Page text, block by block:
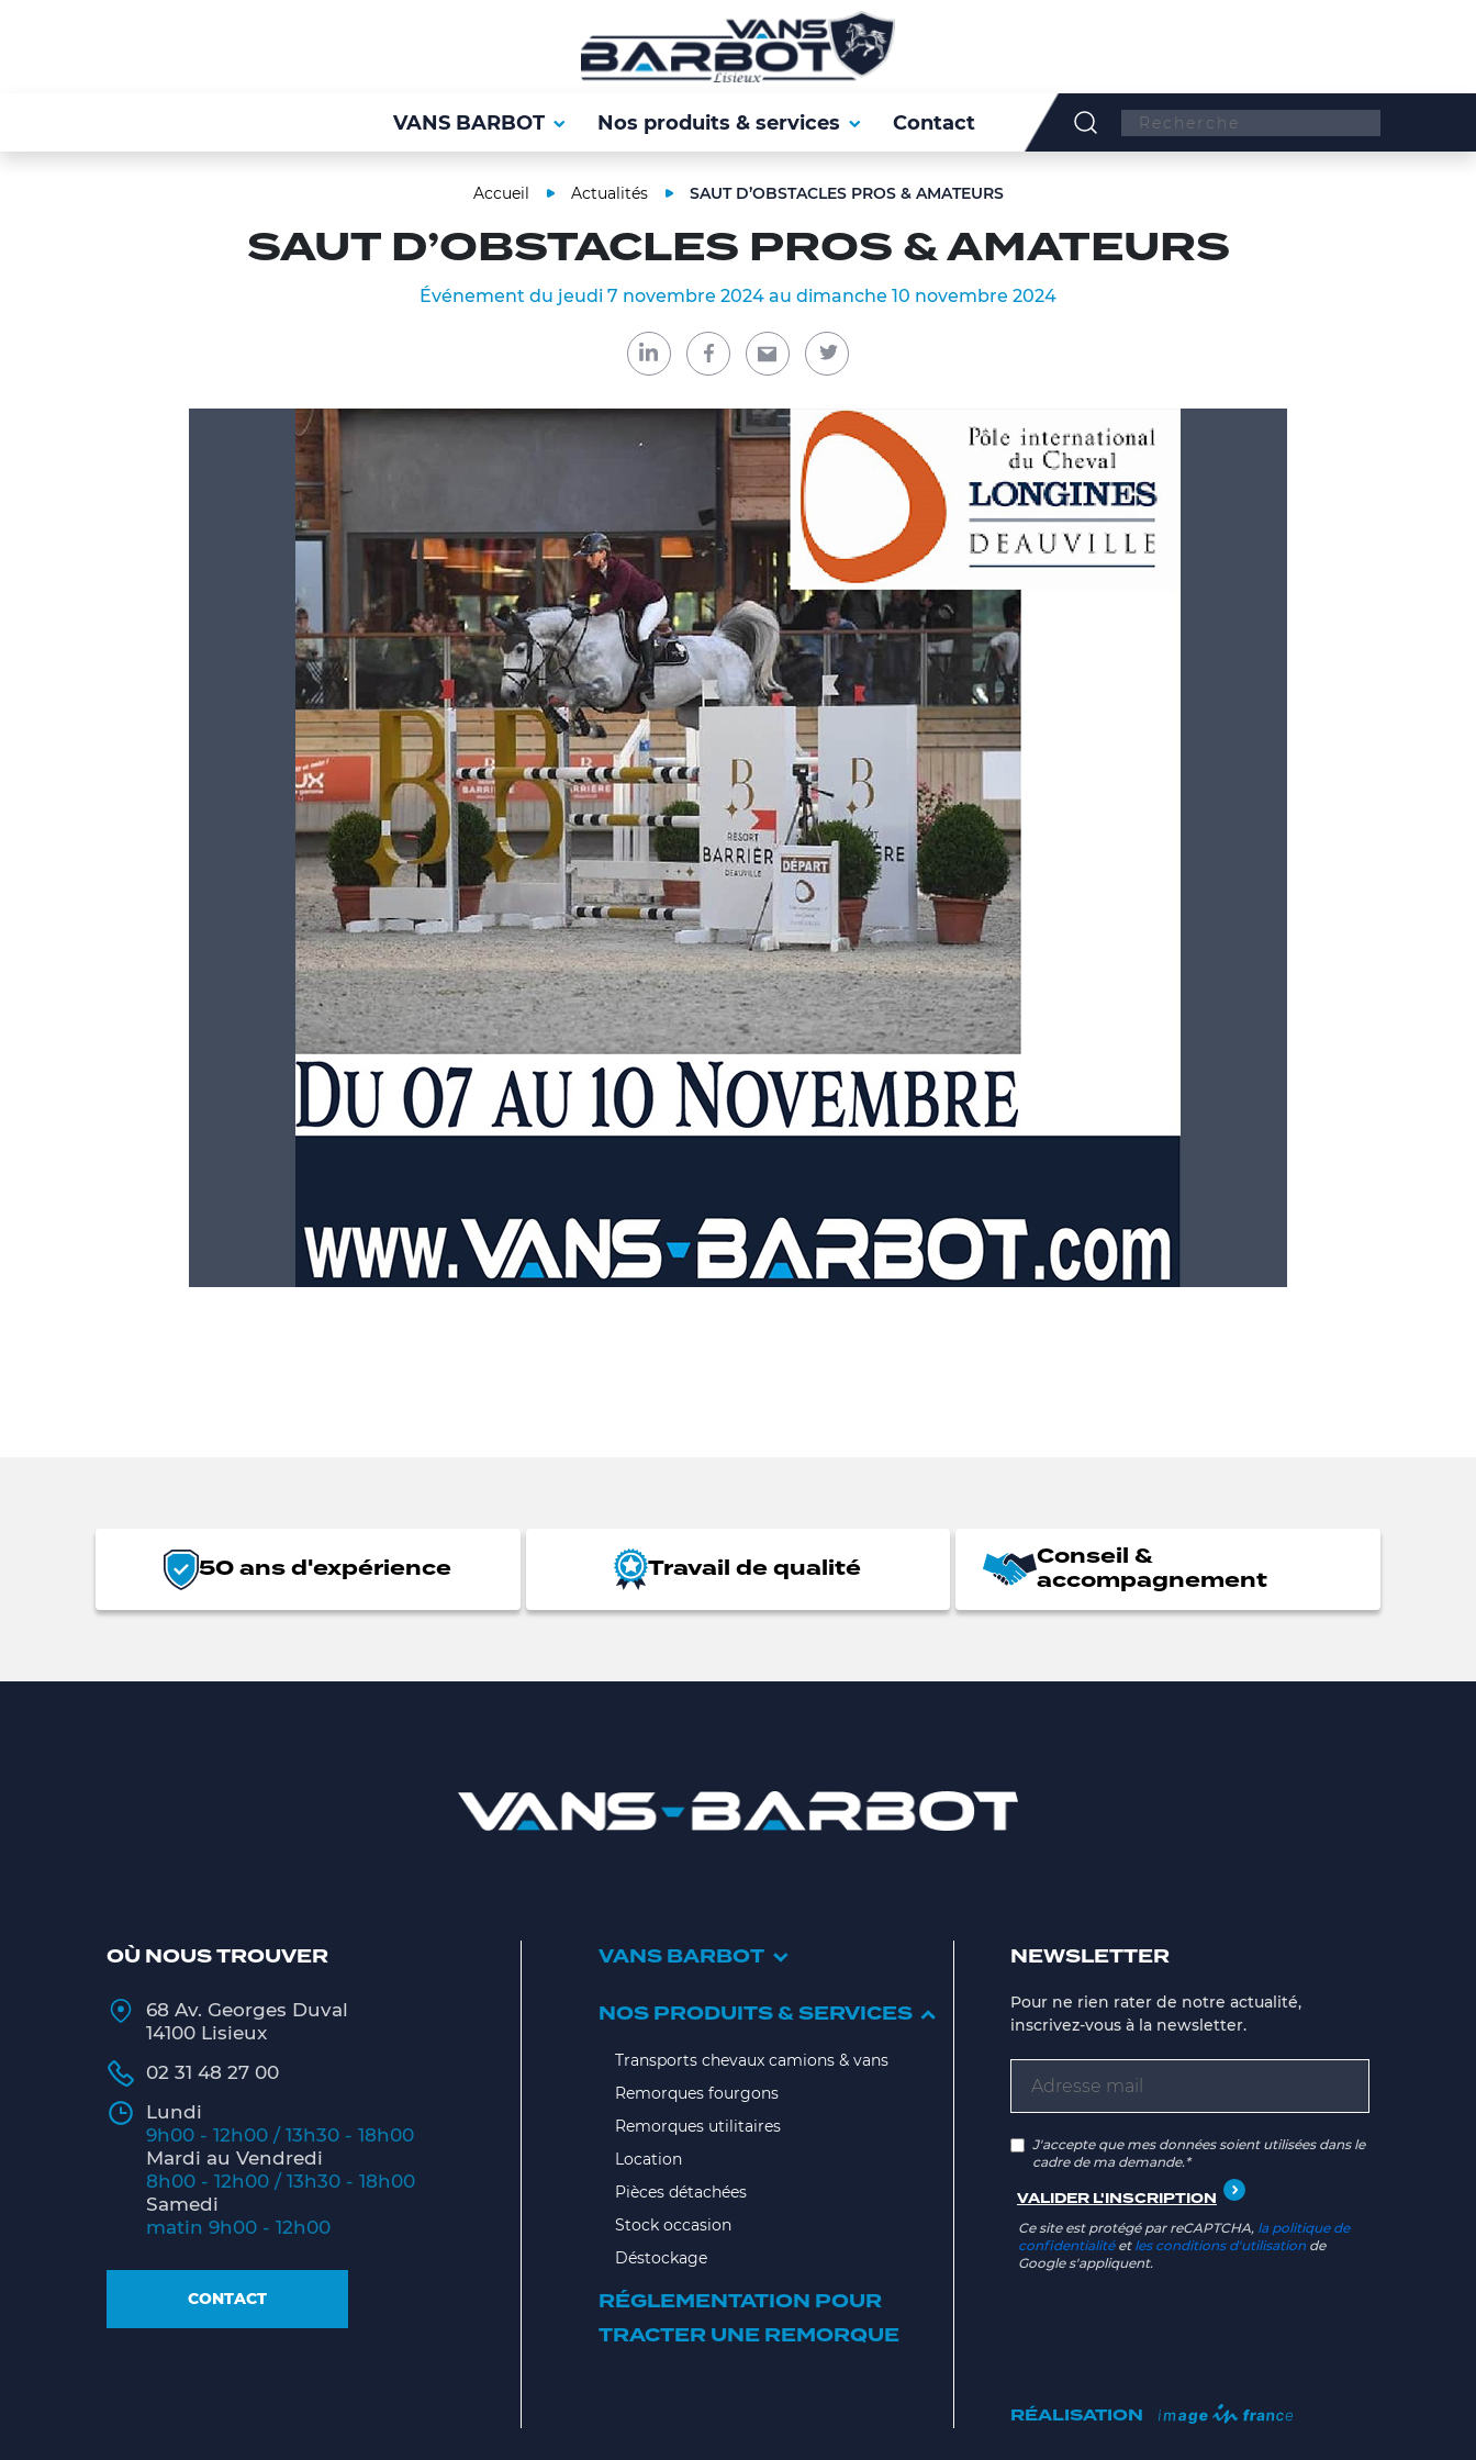
VANS BARBOT Nos produits & services Contact Search:
Accueil Actualités SAUT D’OBSTACLES PROS & AMATEURS
SAUT D’OBSTACLES PROS & AMATEURS
Événement du jeudi 7 novembre 2024 au dimanche 10 novembre 2024
50 ans d'expérience Travail de qualité Conseil &
accompagnement
OÙ NOUS TROUVER
68 Av. Georges Duval
14100 Lisieux
02 31 48 27 00
Lundi
9h00 - 12h00 / 13h30 - 18h00
Mardi au Vendredi
8h00 - 12h00 / 13h30 - 18h00
Samedi
matin 9h00 - 12h00
CONTACT
VANS BARBOT
NOS PRODUITS & SERVICES
Transports chevaux camions & vans
Remorques fourgons
Remorques utilitaires
Location
Pièces détachées
Stock occasion
Déstockage
RÉGLEMENTATION POUR
TRACTER UNE REMORQUE
NEWSLETTER
Pour ne rien rater de notre actualité,
inscrivez-vous à la newsletter.
J'accepte que mes données soient utilisées dans le
cadre de ma demande.*
Ce site est protégé par reCAPTCHA, la politique de
confidentialitéet les conditions d'utilisationde
Google s'appliquent.
RÉALISATION